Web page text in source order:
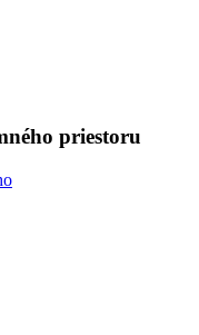
priestoru